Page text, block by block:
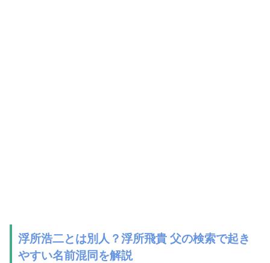
浮所浩二とは別人？浮所飛貴 父の検索で起き
やすい名前混同を解説